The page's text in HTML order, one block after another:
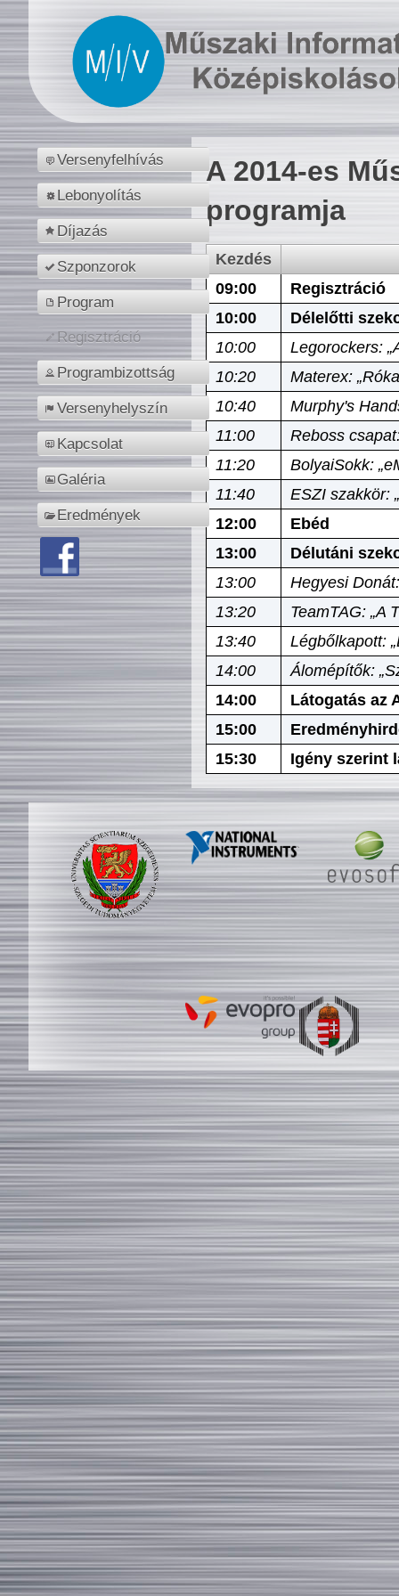
Versenyfelhívás
Lebonyolítás
Díjazás
Szponzorok
Program
Regisztráció
Programbizottság
Versenyhelyszín
Kapcsolat
Galéria
Eredmények
A 2014-es
programja
Kezdés
09:00
Regisztráció
10:00
Délelőtti
10:00
Legorockers:
10:20
Materex:
10:40
Murphy's
11:00
Reboss
11:20
BolyaiSokk:
11:40
ESZI szakkör:
12:00
Ebéd
13:00
Délutáni
13:00
Hegyesi
13:20
TeamTAG: „A
13:40
Légbőlkapott:
14:00
Álomépítők:
14:00
Látogatás az
15:00
15:30
Igény szerint